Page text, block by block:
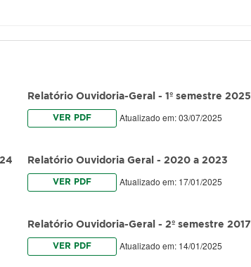
Relatório Ouvidoria-Geral - 1º semestre 2025
VER PDF Atualizado em: 03/07/2025
Relatório Ouvidoria Geral - 2020 a 2023
VER PDF Atualizado em: 17/01/2025
Relatório Ouvidoria-Geral - 2º semestre 2017
VER PDF Atualizado em: 14/01/2025